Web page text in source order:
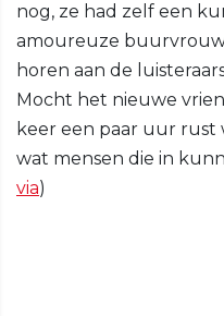
nog, ze had zelf een
amoureuze
horen aan de
Mocht het nieuwe
keer een paar uur rust
wat mensen die in
via)